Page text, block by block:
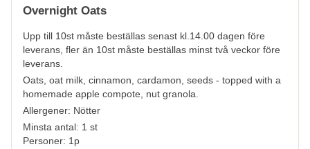
Overnight Oats
Upp till 10st måste beställas senast kl.14.00 dagen före
leverans, fler än 10st måste beställas minst två veckor före
leverans.
Oats, oat milk, cinnamon, cardamon, seeds - topped with a
homemade apple compote, nut granola.
Allergener: Nötter
Minsta antal: 1 st
Personer: 1p